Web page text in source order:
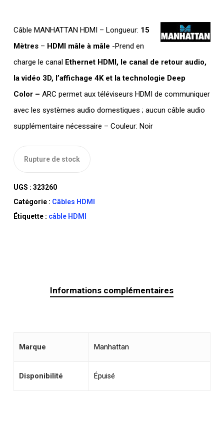
Câble MANHATTAN HDMI – Longueur: 15
Mètres – HDMI mâle à mâle -Prend en
charge le canal Ethernet HDMI, le canal de retour audio,
la vidéo 3D, l’affichage 4K et la technologie Deep
Color – ARC permet aux téléviseurs HDMI de communiquer
avec les systèmes audio domestiques ; aucun câble audio
supplémentaire nécessaire – Couleur: Noir
Rupture de stock
UGS : 323260
Catégorie : Câbles HDMI
Étiquette : câble HDMI
Informations complémentaires
Marque Manhattan
Disponibilité Épuisé